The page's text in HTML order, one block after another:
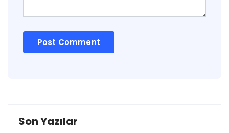
Son Yazılar